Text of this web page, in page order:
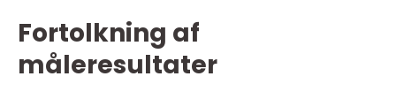
Fortolkning af
måleresultater